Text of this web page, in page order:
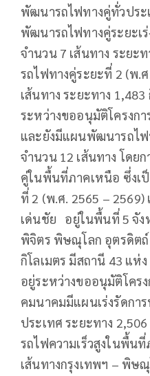
พัฒนารถไฟทางคู่ทั่วปร
พัฒนารถไฟทางคู่ระยะเ
จำนวน 7 เส้นทาง ระย
รถไฟทางคู่ระยะที่ 2 (พ.
เส้นทาง ระยะทาง
ระหว่างขออนุมัติโครงกา
และยังมีแผนพัฒนารถไ
จำนวน 12 เส้นทาง โดย
คู่ในพื้นที่ภาคเหนือ ซึ่งเ
ที่ 2 (พ.ศ. 2565 – 2569)
เด่นชัย อยู่ในพื้นที่ 5 จัง
พิจิตร พิษณุโลก อุตรดิตถ์
กิโลเมตร มีสถานี 43 แห่
อยู่ระหว่างขออนุมัติโคร
คมนาคมมีแผนเร่งรัดกา
ประเทศ ระยะทาง
รถไฟความเร็วสูงในพื้น
เส้นทางกรุงเทพฯ – พิษ